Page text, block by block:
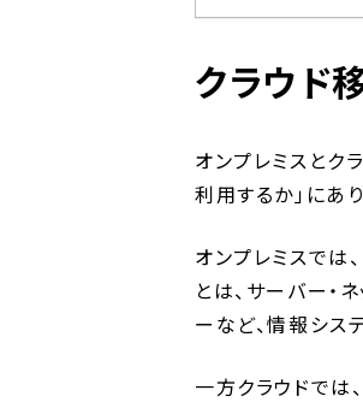
クラウド
オンプレミスとク
利用するか」にあり
オンプレミスでは
とは、サーバー・
ーなど、情報シス
一方クラウドでは